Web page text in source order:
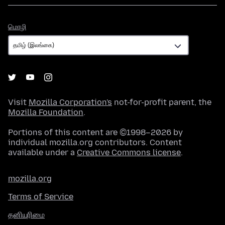
மொழி
Visit Mozilla Corporation's not-for-profit parent, the
Mozilla Foundation.
Portions of this content are ©1998–2026 by
individual mozilla.org contributors. Content
available under a Creative Commons license.
mozilla.org
Terms of Service
தனியுரிமை